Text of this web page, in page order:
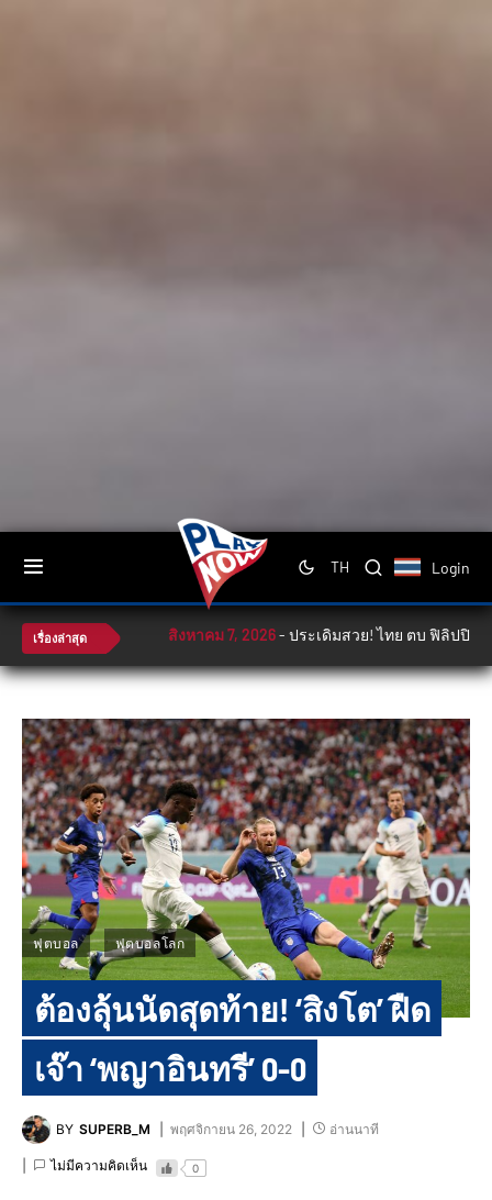
TH Login
เรื่องล่าสุด สิงหาคม 7, 2026-ประเดิมสวย! ไทย ตบ ฟิลิปปินส์ 3-
ฟุตบอล ฟุตบอลโลก
ต้องลุ้นนัดสุดท้าย! ‘สิงโต’ ฝืด
เจ๊า ‘พญาอินทรี’ 0-0
BY SUPERB_M พฤศจิกายน 26, 2022 อ่านนาที
ไม่มีความคิดเห็น 0